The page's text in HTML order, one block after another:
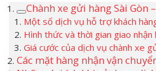
Chành xe gửi hàng Sài Gòn
Một số dịch vụ hỗ trợ khách
Hình thức và thời gian giao nhận
Giá cước của dịch vụ chành xe
Các mặt hàng nhận vận